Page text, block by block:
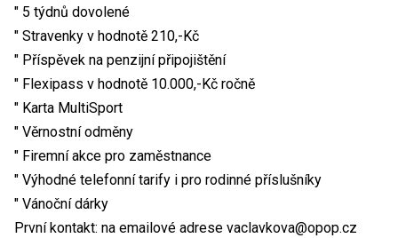
" 5 týdnů dovolené
" Stravenky v hodnotě 210,-Kč
" Příspěvek na penzijní připojištění
" Flexipass v hodnotě 10.000,-Kč ročně
" Karta MultiSport
" Věrnostní odměny
" Firemní akce pro zaměstnance
" Výhodné telefonní tarify i pro rodinné příslušníky
" Vánoční dárky
První kontakt: na emailové adrese vaclavkova@opop.cz